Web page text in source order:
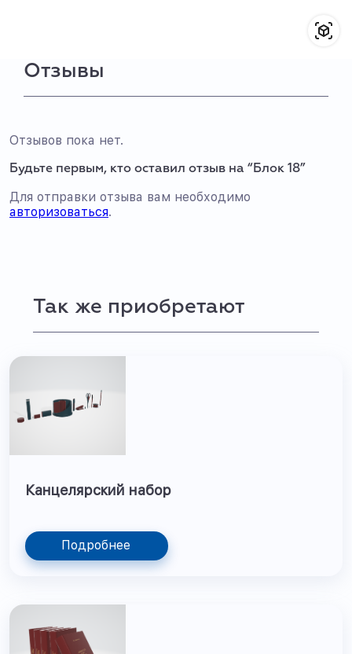
Отзывы
Отзывов пока нет.
Будьте первым, кто оставил отзыв на “Блок 18”
Для отправки отзыва вам необходимо
авторизоваться.
Так же приобретают
Канцелярский набор
Подробнее